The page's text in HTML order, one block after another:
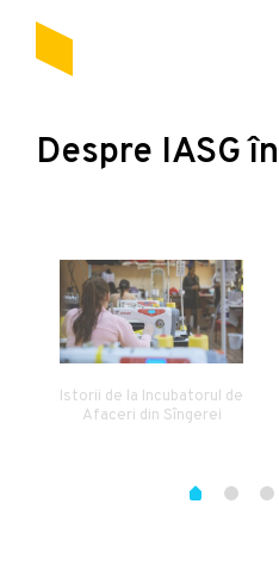
Despre IASG
Istorii de la Incubatorul de
Afaceri din Sîngerei